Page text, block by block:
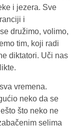
i jezera. Sve
i
družimo, volimo,
tim, koji radi
diktatori. Uči nas
vremena.
neko da se
što neko ne
selima